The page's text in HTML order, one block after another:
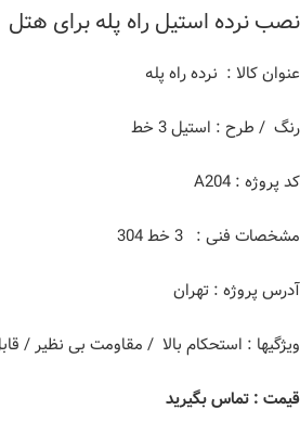
نصب نرده استیل راه پله برای هتل
عنوان کالا : نرده راه پله
رنگ / طرح : استیل 3 خط
کد پروژه : A204
مشخصات فنی : 3 خط 304
آدرس پروژه : تهران
ویژگیها : استحکام بالا / مقاومت بی نظیر /
قیمت : تماس بگیرید